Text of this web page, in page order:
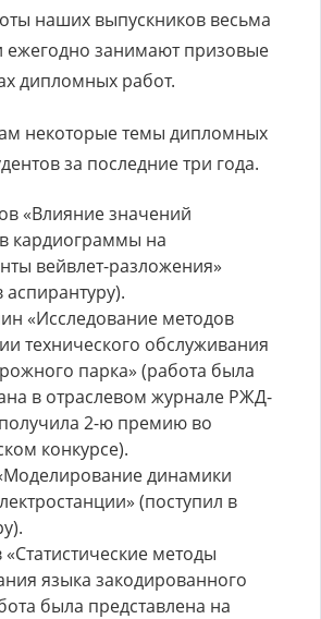
наших выпускников весьма
ежегодно занимают призовые
дипломных работ.
некоторые темы дипломных
за последние три года.
«Влияние значений
кардиограммы на
вейвлет-разложения»
аспирантуру).
«Исследование методов
технического обслуживания
парка» (работа была
в отраслевом журнале РЖД-
2-ю премию во
конкурсе).
динамики
(поступил в
методы
языка закодированного
была представлена на